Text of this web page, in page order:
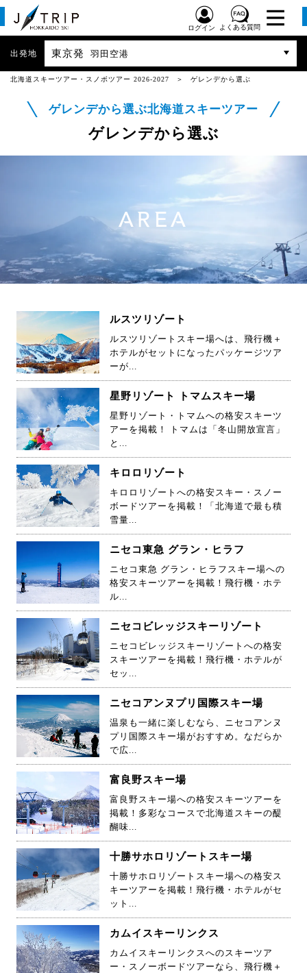
ログイン よくある質問
出発地 東京発 羽田空港
北海道スキーツアー・スノボツアー 2026-2027 ゲレンデから選ぶ
ゲレンデから選ぶ北海道スキーツアー
ゲレンデから選ぶ
AREA
ルスツリゾート
ルスツリゾートスキー場へは、飛行機＋
ホテルがセットになったパッケージツア
ーが...
星野リゾート トマムスキー場
星野リゾート・トマムへの格安スキーツ
アーを掲載！ トマムは「冬山開放宣言」
と...
キロロリゾート
キロロリゾートへの格安スキー・スノー
ボードツアーを掲載！「北海道で最も積
雪量...
ニセコ東急 グラン・ヒラフ
ニセコ東急 グラン・ヒラフスキー場への
格安スキーツアーを掲載！飛行機・ホテ
ル...
ニセコビレッジスキーリゾート
ニセコビレッジスキーリゾートへの格安
スキーツアーを掲載！飛行機・ホテルが
セッ...
ニセコアンヌプリ国際スキー場
温泉も一緒に楽しむなら、ニセコアンヌ
プリ国際スキー場がおすすめ。なだらか
で広...
富良野スキー場
富良野スキー場への格安スキーツアーを
掲載！多彩なコースで北海道スキーの醍
醐味...
十勝サホロリゾートスキー場
十勝サホロリゾートスキー場への格安ス
キーツアーを掲載！飛行機・ホテルがセ
ット...
カムイスキーリンクス
カムイスキーリンクスへのスキーツア
ー・スノーボードツアーなら、飛行機＋